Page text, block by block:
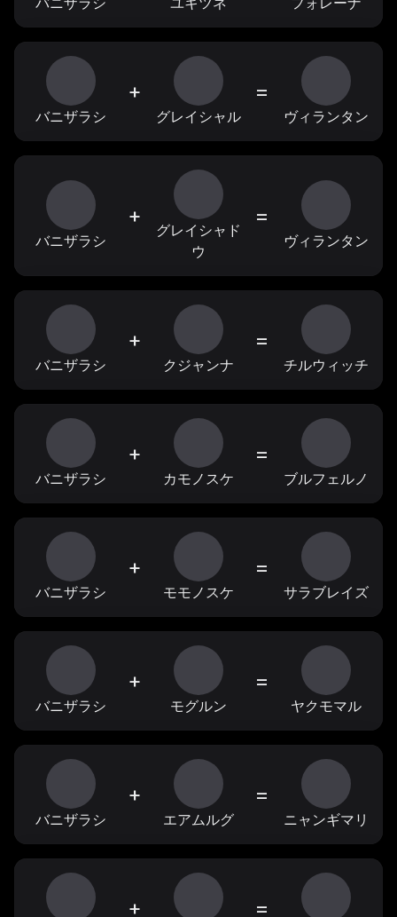
バニザラシ
+
グレイシャル
=
ヴィランタン
バニザラシ
+
グレイシャド
ウ
=
ヴィランタン
バニザラシ
+
クジャンナ
=
チルウィッチ
バニザラシ
+
カモノスケ
=
ブルフェルノ
バニザラシ
+
モモノスケ
=
サラブレイズ
バニザラシ
+
モグルン
=
ヤクモマル
バニザラシ
+
エアムルグ
=
ニャンギマリ
+ =